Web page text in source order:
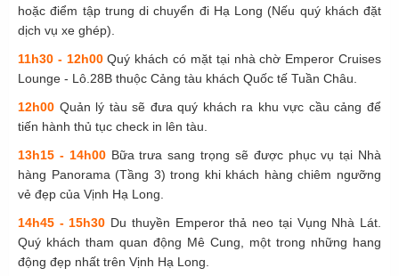
hoặc điểm tập trung di chuyển đi Hạ Long (Nếu quý khách đặt
dịch vụ xe ghép).
11h30 - 12h00Quý khách có mặt tại nhà chờ Emperor Cruises
Lounge - Lô.28B thuộc Cảng tàu khách Quốc tế Tuần Châu.
12h00 Quản lý tàu sẽ đưa quý khách ra khu vực cầu cảng để
tiến hành thủ tục check in lên tàu.
13h15 - 14h00Bữa trưa sang trọng sẽ được phục vụ tại Nhà
hàng Panorama (Tầng 3) trong khi khách hàng chiêm ngưỡng
vẻ đẹp của Vịnh Hạ Long.
14h45 - 15h30 Du thuyền Emperor thả neo tại Vụng Nhà Lát.
Quý khách tham quan động Mê Cung, một trong những hang
động đẹp nhất trên Vịnh Hạ Long.